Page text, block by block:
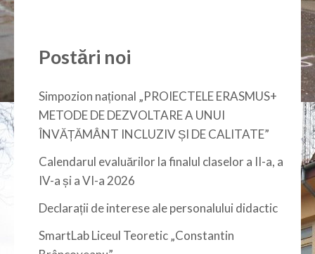
Postări noi
Simpozion național „PROIECTELE ERASMUS+
METODE DE DEZVOLTARE A UNUI
ÎNVĂȚĂMÂNT INCLUZIV ȘI DE CALITATE”
Calendarul evaluărilor la finalul claselor a II-a, a
IV-a și a VI-a 2026
Declarații de interese ale personalului didactic
SmartLab Liceul Teoretic „Constantin